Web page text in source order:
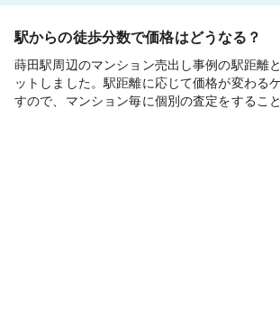
駅からの徒歩分数で価格はどうなる？
蒔田駅周辺のマンション売出し事例の駅距離
ットしました。駅距離に応じて価格が変わる
すので、マンション毎に個別の査定をするこ